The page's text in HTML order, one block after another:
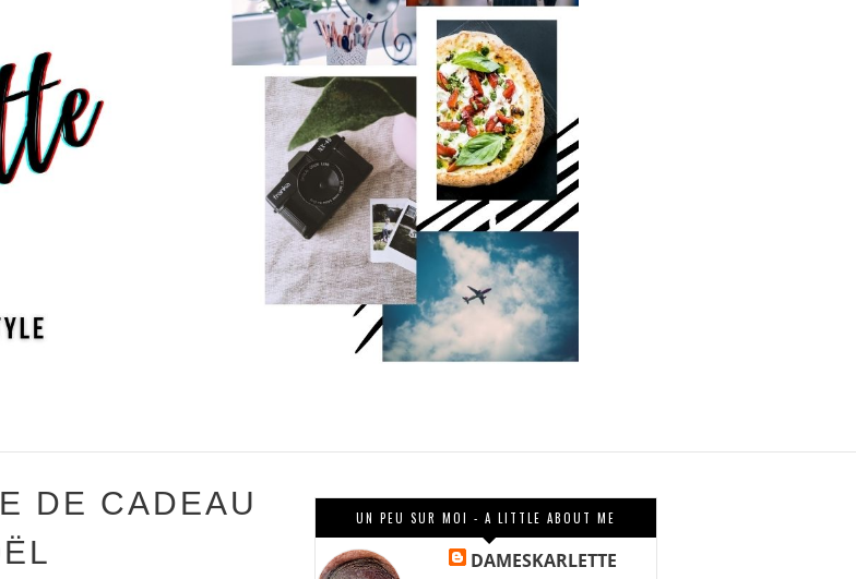
DE CADEAU
UN PEU SUR MOI - A LITTLE ABOUT ME
DAMESKARLETTE